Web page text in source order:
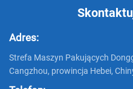
Adres:
Strefa Maszyn Pakujących
Cangzhou, prowincja Hebei,